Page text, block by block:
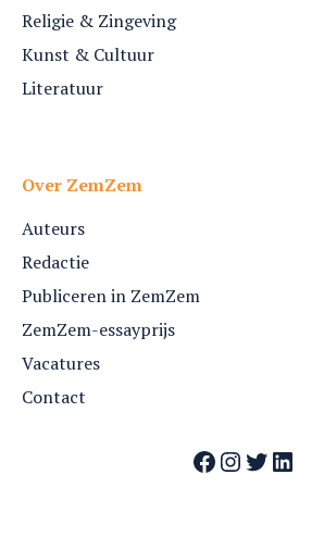
Religie & Zingeving
Kunst & Cultuur
Literatuur
Over ZemZem
Auteurs
Redactie
Publiceren in ZemZem
ZemZem-essayprijs
Vacatures
Contact
Facebook
Instagram
Twitter